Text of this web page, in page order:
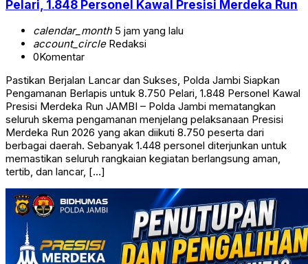
Pelari, 1.848 Personel Kawal Presisi Merdeka Run
calendar_month5 jam yang lalu
account_circleRedaksi
0Komentar
Pastikan Berjalan Lancar dan Sukses, Polda Jambi Siapkan
Pengamanan Berlapis untuk 8.750 Pelari, 1.848 Personel Kawal
Presisi Merdeka Run JAMBI – Polda Jambi mematangkan
seluruh skema pengamanan menjelang pelaksanaan Presisi
Merdeka Run 2026 yang akan diikuti 8.750 peserta dari
berbagai daerah. Sebanyak 1.448 personel diterjunkan untuk
memastikan seluruh rangkaian kegiatan berlangsung aman,
tertib, dan lancar, […]